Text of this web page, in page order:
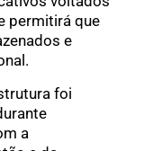
permitirá que
e
foi
a